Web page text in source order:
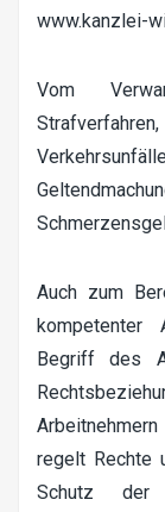
www.kanzlei-
Vom
Auch zum
kompetenter
Begriff des
regelt Rechte
Schutz der